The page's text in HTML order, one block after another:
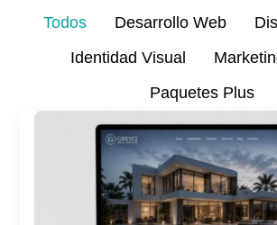
Desarrollo Web
Identidad Visual
Paquetes Plus
Todos